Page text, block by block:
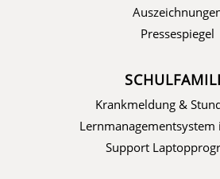
Pressespiegel
Krankmeldung &
Lernmanagementsystem
Support